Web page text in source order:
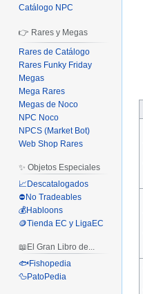
Catálogo NPC
👉 Rares y Megas
Rares de Catálogo
Rares Funky Friday
Megas
Mega Rares
Megas de Noco
NPC Noco
NPCS (Market Bot)
Web Shop Rares
✨ Objetos Especiales
📈Descatalogados
⛔No Tradeables
💰Habloons
🪙Tienda EC y LigaEC
📖El Gran Libro de...
🐟Fishopedia
🦆PatoPedia